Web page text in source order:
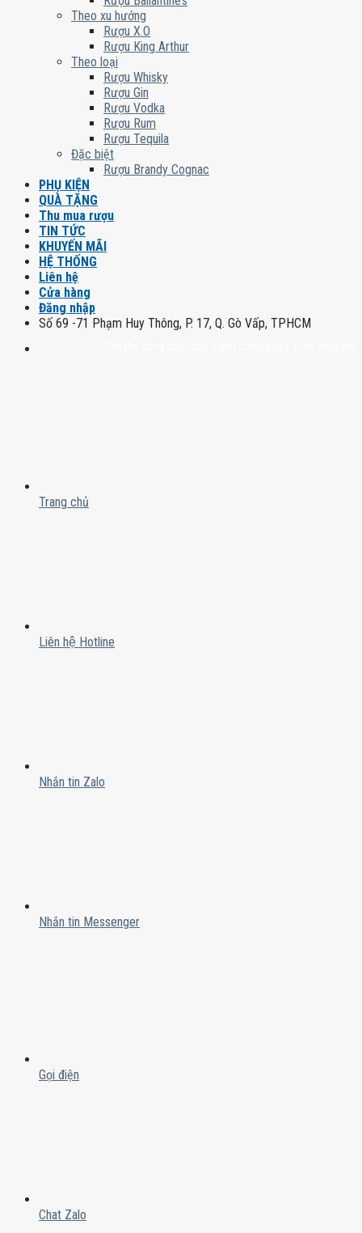
Theo xu hướng
Rượu X.O
Rượu King Arthur
Theo loại
Rượu Whisky
Rượu Gin
Rượu Vodka
Rượu Rum
Rượu Tequila
Đặc biệt
Rượu Brandy Cognac
PHỤ KIỆN
QUÀ TẶNG
Thu mua rượu
TIN TỨC
KHUYẾN MÃI
HỆ THỐNG
Liên hệ
Cửa hàng
Đăng nhập
Số 69 -71 Phạm Huy Thông, P. 17, Q. Gò Vấp, TPHCM
Trang chủ
Liên hệ Hotline
Nhắn tin Zalo
Nhắn tin Messenger
Gọi điện
Chat Zalo